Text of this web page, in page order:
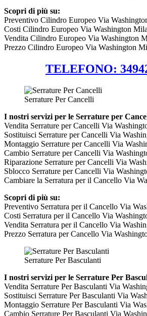
Scopri di più su:
Preventivo Cilindro Europeo Via
Costi Cilindro Europeo Via Washington
Vendita Cilindro Europeo Via Washington
Prezzo Cilindro Europeo Via Washington
TELEFONO:
Serrature Per Cancelli
I nostri servizi per le Serrature per
Vendita Serrature per Cancelli Via
Sostituisci Serrature per Cancelli Via
Montaggio Serrature per Cancelli Via
Cambio Serrature per Cancelli Via
Riparazione Serrature per Cancelli Via
Sblocco Serrature per Cancelli Via
Cambiare la Serratura per il Cancello Via
Scopri di più su:
Preventivo Serratura per il Cancello Via
Costi Serratura per il Cancello Via
Vendita Serratura per il Cancello Via
Prezzo Serratura per Cancello Via
Serrature Per Basculanti
I nostri servizi per le Serrature Per
Vendita Serrature Per Basculanti Via
Sostituisci Serrature Per Basculanti Via
Montaggio Serrature Per Basculanti Via
Cambio Serrature Per Basculanti Via